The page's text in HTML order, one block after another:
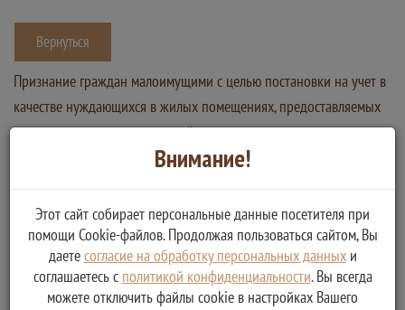
Вернуться
Признание граждан малоимущими с целью постановки на учет в
качестве нуждающихся в жилых помещениях, предоставляемых
по договорам социального найма
Администрация сельского поселения Киверичи Рамешковского
района
Признание граждан малоимущими с целью постановки на
учет в качестве нуждающихся в жилых помещениях,
предоставляемых по договорам социального найма
Внимание!
Этот сайт собирает персональные данные посетителя при
помощи Cookie-файлов. Продолжая пользоваться сайтом, Вы
даетесогласие на обработку персональных данныхи
соглашаетесь с политикой конфиденциальности. Вы всегда
можете отключить файлы cookie в настройках Вашего